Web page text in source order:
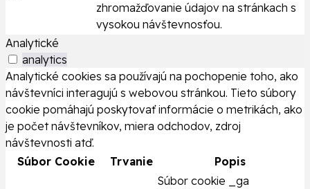
zhromažďovanie údajov na stránkach s
vysokou návštevnosťou.
Analytické
analytics
Analytické cookies sa používajú na pochopenie toho, ako
návštevníci interagujú s webovou stránkou. Tieto súbory
cookie pomáhajú poskytovať informácie o metrikách, ako
je počet návštevníkov, miera odchodov, zdroj
návštevnosti atď.
Súbor Cookie
Trvanie Popis
Súbor cookie _ga